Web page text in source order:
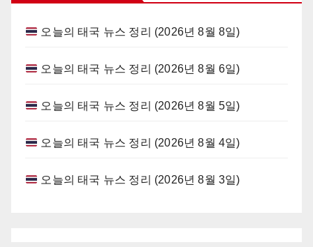
오늘의 태국 뉴스 정리 (2026년 8월 8일)
오늘의 태국 뉴스 정리 (2026년 8월 6일)
오늘의 태국 뉴스 정리 (2026년 8월 5일)
오늘의 태국 뉴스 정리 (2026년 8월 4일)
오늘의 태국 뉴스 정리 (2026년 8월 3일)